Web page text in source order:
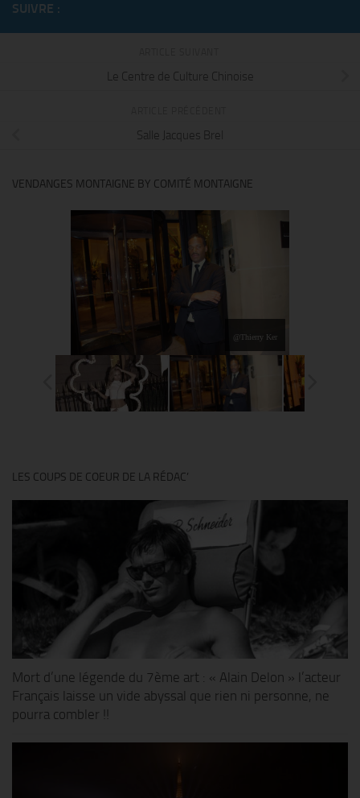
SUIVRE :
Le Centre de Culture Chinoise
Salle Jacques Brel
VENDANGES MONTAIGNE BY COMITÉ MONTAIGNE
@Thierry Ker
LES COUPS DE COEUR DE LA RÉDAC’
Mort d’une légende du 7ème art : « Alain Delon » l’acteur
Français laisse un vide abyssal que rien ni personne, ne
pourra combler !!